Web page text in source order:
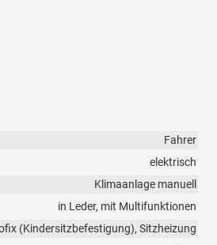
Fahrer
elektrisch
Klimaanlage manuell
in Leder, mit Multifunktionen
(Kindersitzbefestigung), Sitzheizung